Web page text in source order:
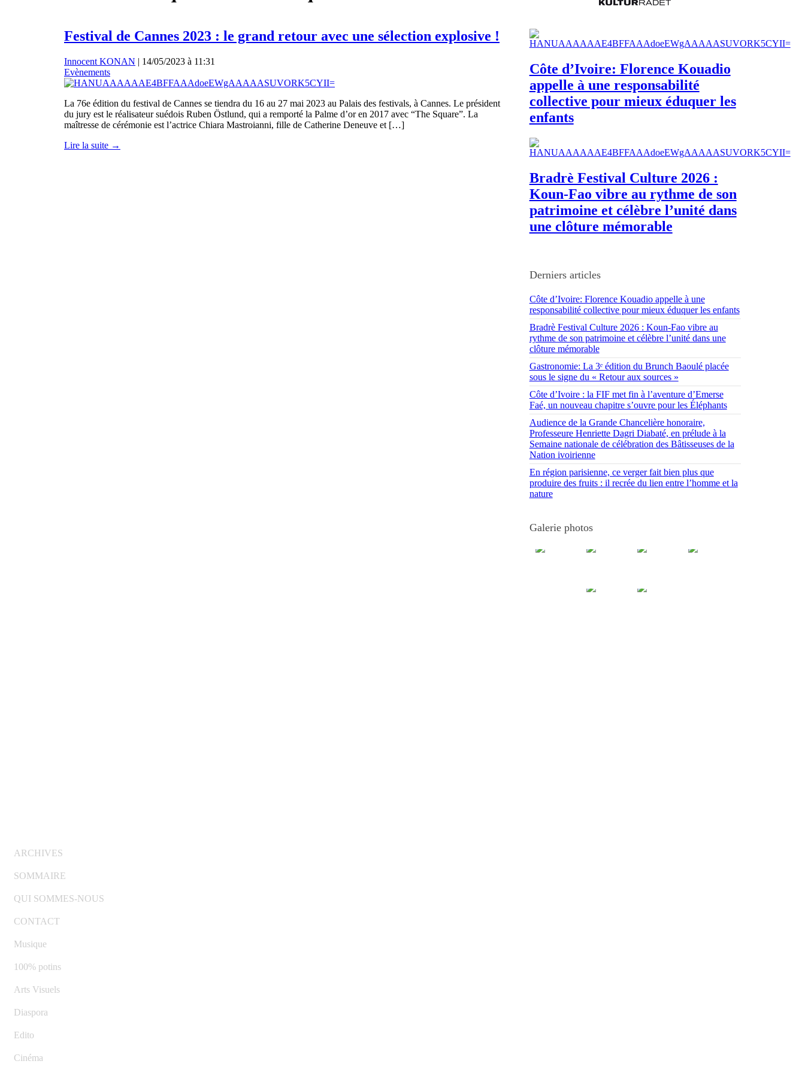
Festival de Cannes 2023 : le grand retour avec une sélection explosive !
Innocent KONAN | 14/05/2023 à 11:31
Evènements
La 76e édition du festival de Cannes se tiendra du 16 au 27 mai 2023 au Palais des festivals, à Cannes. Le président
du jury est le réalisateur suédois Ruben Östlund, qui a remporté la Palme d’or en 2017 avec “The Square”. La
maîtresse de cérémonie est l’actrice Chiara Mastroianni, fille de Catherine Deneuve et […]
Lire la suite →
Côte d’Ivoire: Florence Kouadio
appelle à une responsabilité
collective pour mieux éduquer les
enfants
Bradrè Festival Culture 2026 :
Koun-Fao vibre au rythme de son
patrimoine et célèbre l’unité dans
une clôture mémorable
Derniers articles
Côte d’Ivoire: Florence Kouadio appelle à une
responsabilité collective pour mieux éduquer les enfants
Bradrè Festival Culture 2026 : Koun-Fao vibre au
rythme de son patrimoine et célèbre l’unité dans une
clôture mémorable
Gastronomie: La 3ᵉ édition du Brunch Baoulé placée
sous le signe du « Retour aux sources »
Côte d’Ivoire : la FIF met fin à l’aventure d’Emerse
Faé, un nouveau chapitre s’ouvre pour les Éléphants
Audience de la Grande Chancelière honoraire,
Professeure Henriette Dagri Diabaté, en prélude à la
Semaine nationale de célébration des Bâtisseuses de la
Nation ivoirienne
En région parisienne, ce verger fait bien plus que
produire des fruits : il recrée du lien entre l’homme et la
nature
Galerie photos
ARCHIVES
SOMMAIRE
QUI SOMMES-NOUS
CONTACT
Musique
100% potins
Arts Visuels
Diaspora
Edito
Cinéma